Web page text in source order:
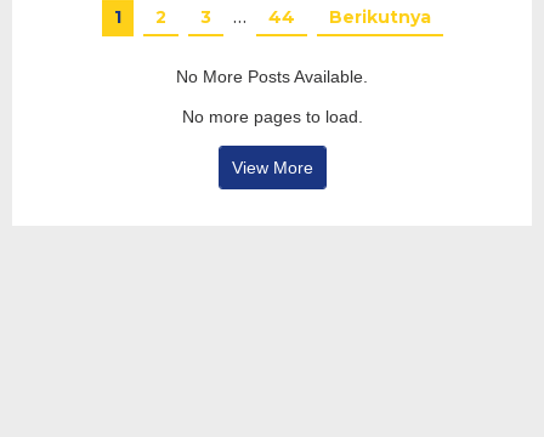
1 2 3 … 44 Berikutnya
No More Posts Available.
No more pages to load.
View More